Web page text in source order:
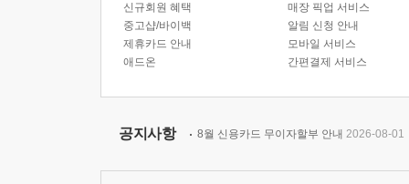
신규회원 혜택
중고샵/바이백
제휴카드 안내
애드온
매장 픽업 서비스
알림 신청 안내
모바일 서비스
간편결제 서비스
공지사항 8월 신용카드 무이자할부 안내 2026-08-01